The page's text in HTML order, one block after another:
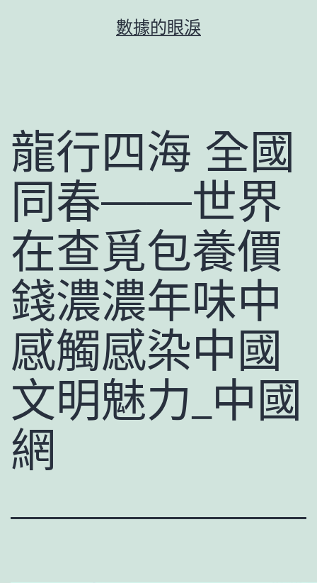
容
數據的眼淚
龍行四海 全國
同春——世界
在查覓包養價
錢濃濃年味中
感觸感染中國
文明魅力_中國
網